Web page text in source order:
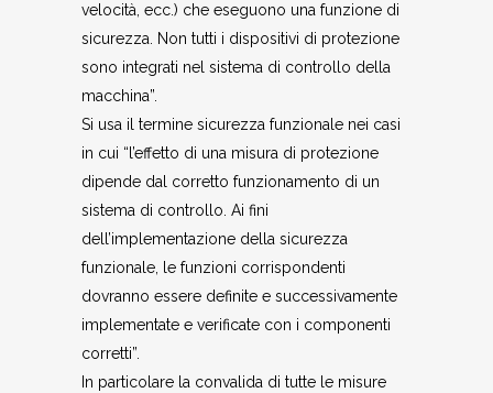
velocità, ecc.) che eseguono una funzione di
sicurezza. Non tutti i dispositivi di protezione
sono integrati nel sistema di controllo della
macchina”.
Si usa il termine sicurezza funzionale nei casi
in cui “l’effetto di una misura di protezione
dipende dal corretto funzionamento di un
sistema di controllo. Ai fini
dell’implementazione della sicurezza
funzionale, le funzioni corrispondenti
dovranno essere definite e successivamente
implementate e verificate con i componenti
corretti”.
In particolare la convalida di tutte le misure